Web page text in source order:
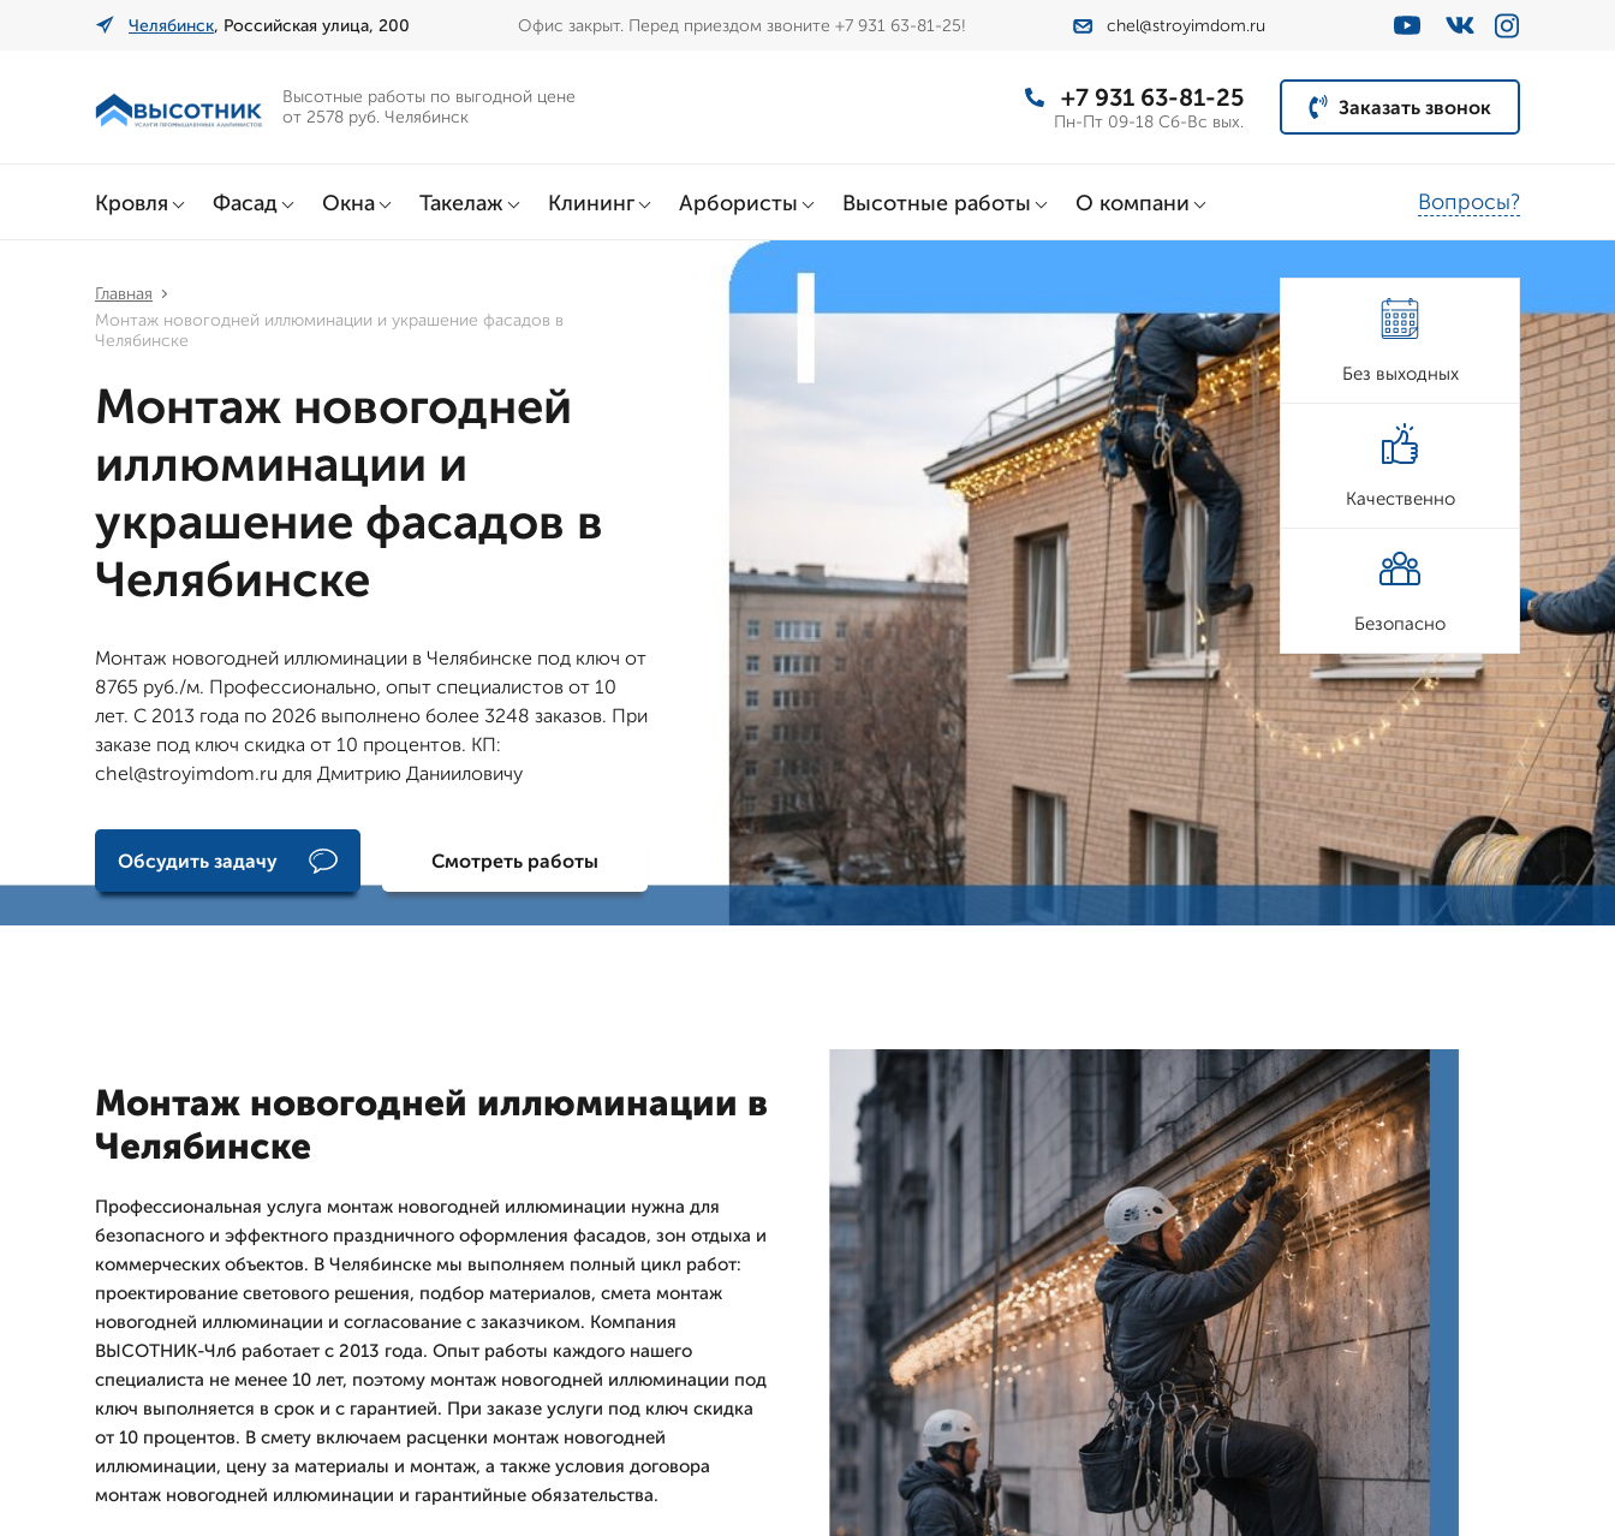
Челябинск, Российская улица, 200 Офис закрыт. Перед приездом звоните +7 931 63-81-25! chel@stroyimdom.ru
Высотные работы по выгодной цене
от 2578 руб. Челябинск
+7 931 63-81-25
Пн-Пт 09-18 Сб-Вс вых.
Заказать звонок
Кровля Фасад Окна Такелаж Клининг Арбористы Высотные работы О компани Вопросы?
Главная
Монтаж новогодней иллюминации и украшение фасадов в
Челябинске
Монтаж новогодней
иллюминации и
украшение фасадов в
Челябинске
Монтаж новогодней иллюминации в Челябинске под ключ от
8765 руб./м. Профессионально, опыт специалистов от 10
лет. С 2013 года по 2026 выполнено более 3248 заказов. При
заказе под ключ скидка от 10 процентов. КП:
chel@stroyimdom.ru для Дмитрию Данииловичу
Обсудить задачу Смотреть работы
Без выходных
Качественно
Безопасно
Монтаж новогодней иллюминации в
Челябинске
Профессиональная услуга монтаж новогодней иллюминации нужна для
безопасного и эффектного праздничного оформления фасадов, зон отдыха и
коммерческих объектов. В Челябинске мы выполняем полный цикл работ:
проектирование светового решения, подбор материалов, смета монтаж
новогодней иллюминации и согласование с заказчиком. Компания
ВЫСОТНИК-Члб работает с 2013 года. Опыт работы каждого нашего
специалиста не менее 10 лет, поэтому монтаж новогодней иллюминации под
ключ выполняется в срок и с гарантией. При заказе услуги под ключ скидка
от 10 процентов. В смету включаем расценки монтаж новогодней
иллюминации, цену за материалы и монтаж, а также условия договора
монтаж новогодней иллюминации и гарантийные обязательства.